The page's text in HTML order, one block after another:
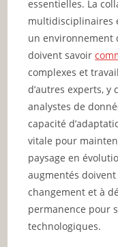
essentielles. La
multidisciplinaires
un environnement
doivent savoir
complexes et
d’autres experts,
analystes de
capacité
vitale pour
paysage en
augmentés
changement et à
permanence pour
technologiques.